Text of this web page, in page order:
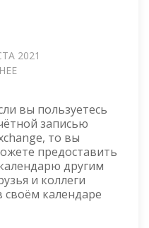
2021
К
КАЛЕНДАРЮ
OUTLOOK
вы пользуетесь
записью
то вы
предоставить
другим
и коллеги
своём календаре